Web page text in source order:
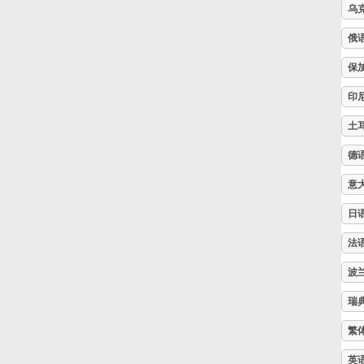
乌
俄
保
印
土
德
意
日
法
波
瑞
繁
英